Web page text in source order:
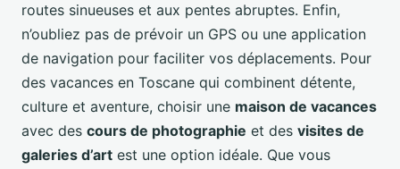
routes sinueuses et aux pentes abruptes. Enfin,
n’oubliez pas de prévoir un GPS ou une application
de navigation pour faciliter vos déplacements. Pour
des vacances en Toscane qui combinent détente,
culture et aventure, choisir une maison de vacances
avec des cours de photographie et des visites de
galeries d’art est une option idéale. Que vous